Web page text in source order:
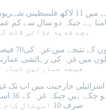
اس جنگ کے نتیجے میں 11 لاکھ
بچے شدید غذائی قلت
اسرائیلی
فیصد عمارتیں تباہ
اسکول
صرف 10 اسپتال کام کر رہے ہیں۔